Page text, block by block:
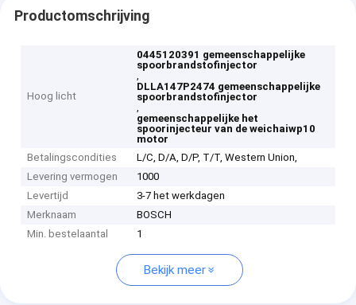
Productomschrijving
Hoog licht
0445120391 gemeenschappelijke
spoorbrandstofinjector
,
DLLA147P2474 gemeenschappelijke
spoorbrandstofinjector
,
gemeenschappelijke het
spoorinjecteur van de weichaiwp10
motor
Betalingscondities
L/C, D/A, D/P, T/T, Western Union,
Levering vermogen
1000
Levertijd
3-7 het werkdagen
Merknaam
BOSCH
Min. bestelaantal
1
Bekijk meer